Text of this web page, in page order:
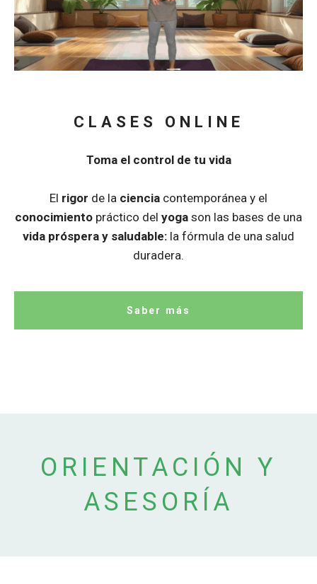
CLASES ONLINE
Toma el control de tu vida
El rigor de la ciencia contemporánea y el
conocimiento práctico del yoga son las bases de una
vida próspera y saludable: la fórmula de una salud
duradera.
Saber más
ORIENTACIÓN Y
ASESORÍA